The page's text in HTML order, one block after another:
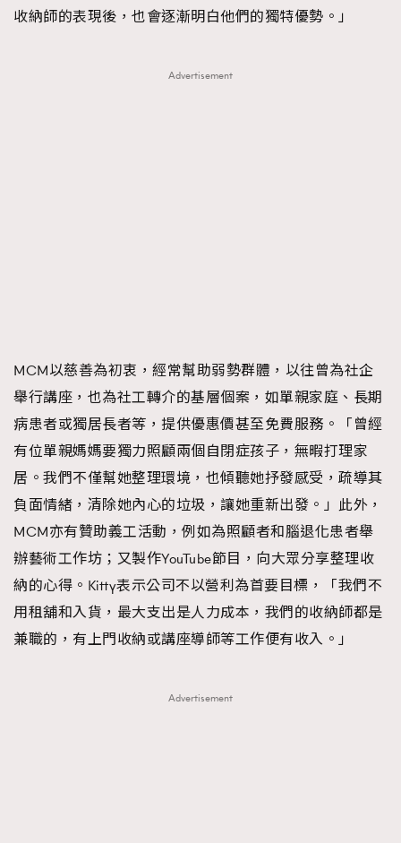
收納師的表現後，也會逐漸明白他們的獨特優勢。」
Advertisement
MCM以慈善為初衷，經常幫助弱勢群體，以往曾為社企
舉行講座，也為社工轉介的基層個案，如單親家庭、長期
病患者或獨居長者等，提供優惠價甚至免費服務。「曾經
有位單親媽媽要獨力照顧兩個自閉症孩子，無暇打理家
居。我們不僅幫她整理環境，也傾聽她抒發感受，疏導其
負面情緒，清除她內心的垃圾，讓她重新出發。」此外，
MCM亦有贊助義工活動，例如為照顧者和腦退化患者舉
辦藝術工作坊；又製作YouTube節目，向大眾分享整理收
納的心得。Kitty表示公司不以營利為首要目標，「我們不
用租舖和入貨，最大支出是人力成本，我們的收納師都是
兼職的，有上門收納或講座導師等工作便有收入。」
Advertisement